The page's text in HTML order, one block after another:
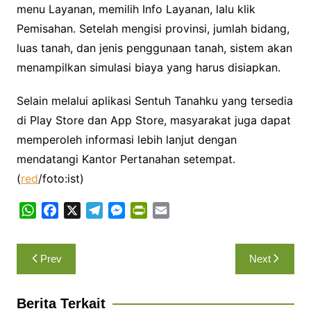
menu Layanan, memilih Info Layanan, lalu klik
Pemisahan. Setelah mengisi provinsi, jumlah bidang,
luas tanah, dan jenis penggunaan tanah, sistem akan
menampilkan simulasi biaya yang harus disiapkan.
Selain melalui aplikasi Sentuh Tanahku yang tersedia
di Play Store dan App Store, masyarakat juga dapat
memperoleh informasi lebih lanjut dengan
mendatangi Kantor Pertanahan setempat.
(red/foto:ist)
W
a
t
s
p
c
e
b
o
a
M
Navigasi
pos
Prev Next
Berita Terkait